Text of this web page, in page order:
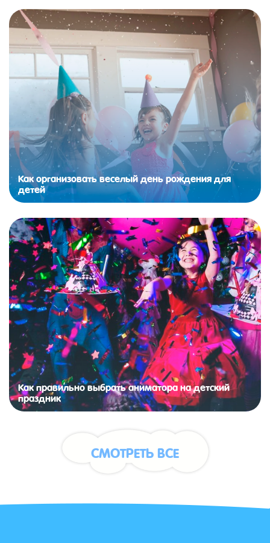
Как организовать веселый день рождения для
детей
Как правильно выбрать аниматора на детский
праздник
СМОТРЕТЬ ВСЕ